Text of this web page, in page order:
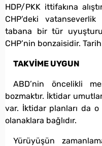
HDP/PKK ittifakına
CHP’deki
tabana bir tür
CHP’nin bonzaisidir.
TAKVİME UYGUN
ABD’nin öncelikli
bozmaktır. İktidar
var. İktidar planları da o
olanaklara bağlıdır.
Yürüyüşün